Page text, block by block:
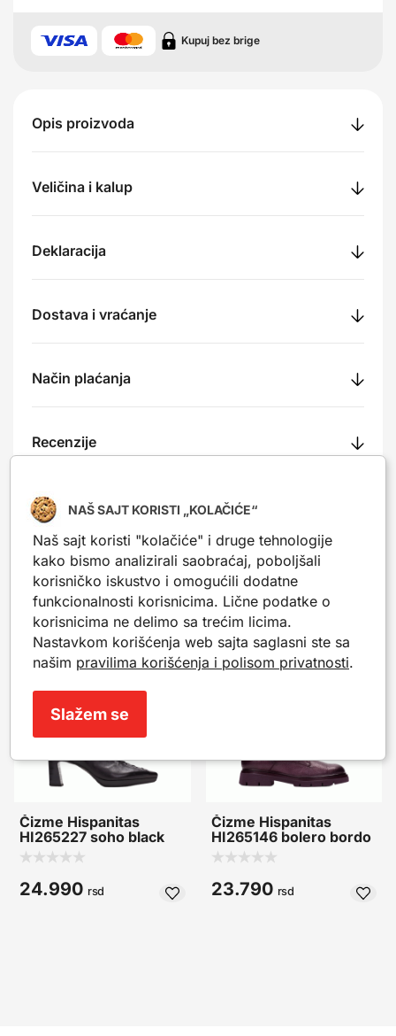
Kupuj bez brige
Opis proizvoda
Veličina i kalup
Deklaracija
Dostava i vraćanje
Način plaćanja
Recenzije
Nešto slično?
Popularni proizvodi iz iste kategorije. Mogu da ti
posluže kao inspiracija.
Novo
Čizme Hispanitas
HI265227 soho black
24.990 rsd
Novo
Čizme Hispanitas
HI265146 bolero bordo
23.790 rsd
NAŠ SAJT KORISTI „KOLAČIĆE“
Naš sajt koristi "kolačiće" i druge tehnologije
kako bismo analizirali saobraćaj, poboljšali
korisničko iskustvo i omogućili dodatne
funkcionalnosti korisnicima. Lične podatke o
korisnicima ne delimo sa trećim licima.
Nastavkom korišćenja web sajta saglasni ste sa
našim pravilima korišćenja i polisom privatnosti.
Slažem se